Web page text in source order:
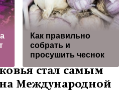
Как правильно
собрать и
просушить чеснок
стал самым
Международной